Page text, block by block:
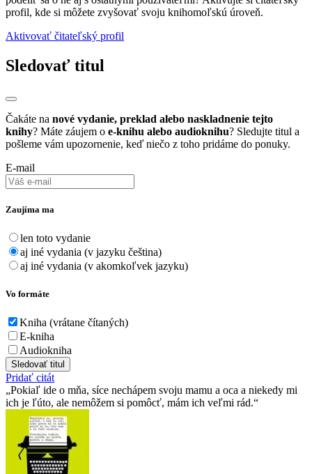
profil, kde si môžete zvyšovať svoju knihomoľskú úroveň.
Aktivovať čitateľský profil
Sledovať titul
Čakáte na nové vydanie, preklad alebo naskladnenie tejto
knihy? Máte záujem o e-knihu alebo audioknihu? Sledujte titul a
pošleme vám upozornenie, keď niečo z toho pridáme do ponuky.
E-mail
Zaujíma ma
len toto vydanie
aj iné vydania (v jazyku čeština)
aj iné vydania (v akomkoľvek jazyku)
Vo formáte
Kniha (vrátane čítaných)
E-kniha
Audiokniha
Sledovať titul
Pridať citát
Pokiaľ ide o mňa, síce nechápem svoju mamu a oca a niekedy mi
ich je ľúto, ale nemôžem si pomôcť, mám ich veľmi rád.